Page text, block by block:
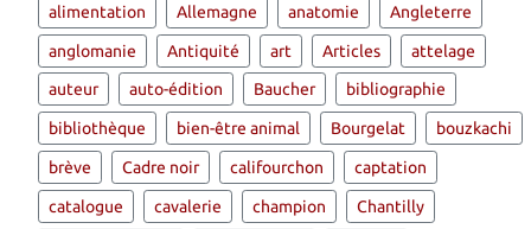
alimentation Allemagne anatomie Angleterre
anglomanie Antiquité art Articles attelage
auteur auto-édition Baucher bibliographie
bibliothèque bien-être animal Bourgelat bouzkachi
brève Cadre noir califourchon captation
catalogue cavalerie champion Chantilly